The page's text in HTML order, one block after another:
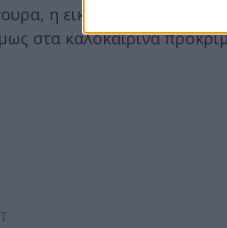
η εικόνα του
στα καλοκαιρινά